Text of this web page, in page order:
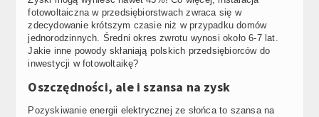
fotowoltaiczna w przedsiębiorstwach zwraca się w
zdecydowanie krótszym czasie niż w przypadku domów
jednorodzinnych. Średni okres zwrotu wynosi około 6-7 lat.
Jakie inne powody skłaniają polskich przedsiębiorców do
inwestycji w fotowoltaikę?
Oszczędności, ale i szansa na zysk
Pozyskiwanie energii elektrycznej ze słońca to szansa na